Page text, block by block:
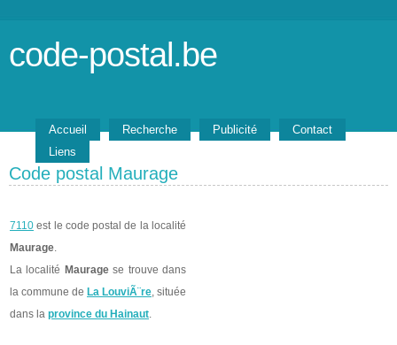
code-postal.be
Accueil Recherche Publicité
Contact
Liens
Code postal Maurage
7110 est le code postal de la localité
Maurage.
La localité Mauragese trouve dans
la commune de La LouviÃ¨re, située
dans la province du Hainaut.